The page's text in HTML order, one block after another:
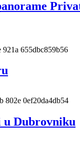
u Dubrovniku